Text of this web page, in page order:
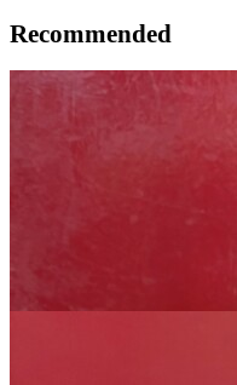
Recommended